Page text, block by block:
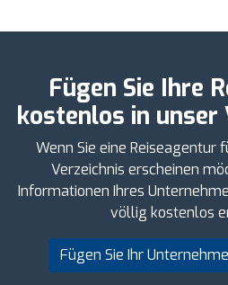
Fügen Sie Ihre
kostenlos in unser
Wenn Sie eine Reiseagentur
Verzeichnis erscheinen
Informationen Ihres
völlig kostenlos
Fügen Sie Ihr